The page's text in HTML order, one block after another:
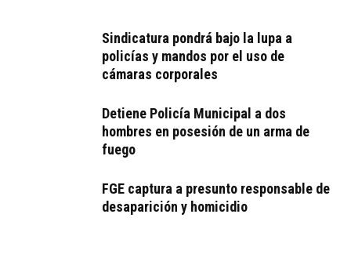
Sindicatura pondrá bajo la lupa a
policías y mandos por el uso de
cámaras corporales
Detiene Policía Municipal a dos
hombres en posesión de un arma de
fuego
FGE captura a presunto responsable de
desaparición y homicidio